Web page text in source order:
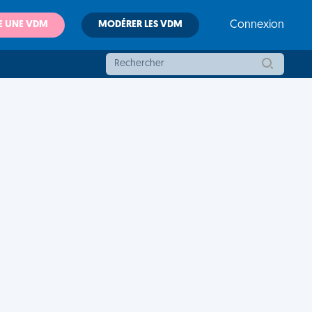
UNE VDM MODÉRER LES VDM Connexion